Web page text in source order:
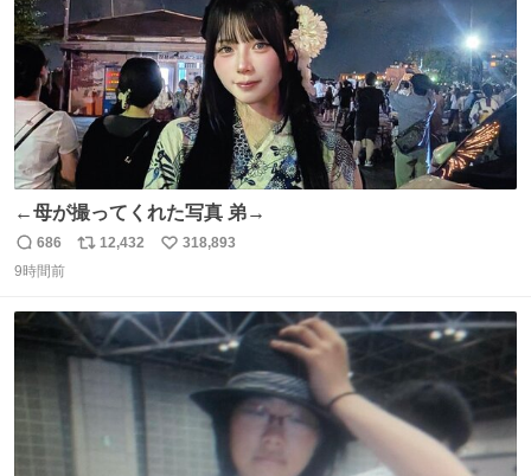
←母が撮ってくれた写真 弟→
返
信
686
リ
ト
数
12,432
い
数
318,893
9時間前